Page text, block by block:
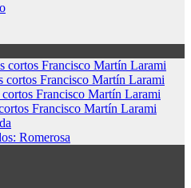
cortos Francisco Martín Larami
cortos Francisco Martín Larami
Francisco Martín Larami
Francisco Martín Larami
Romerosa